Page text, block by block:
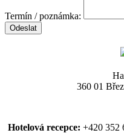
Termín / poznámka:
Odeslat
360 01
Hotelová recepce: +420 352